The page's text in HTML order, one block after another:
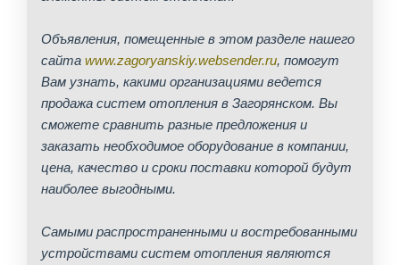
Объявления, помещенные в этом разделе нашего
сайта www.zagoryanskiy.websender.ru, помогут
Вам узнать, какими организациями ведется
продажа систем отопления в Загорянском. Вы
сможете сравнить разные предложения и
заказать необходимое оборудование в компании,
цена, качество и сроки поставки которой будут
наиболее выгодными.
Самыми распространенными и востребованными
устройствами систем отопления являются